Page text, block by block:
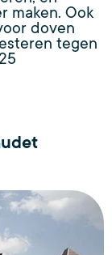
maken. Ook
doven
tegen